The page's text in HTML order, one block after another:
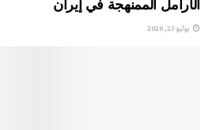
الأرامل الممنهجة في إيران
يوليو 23, 2026